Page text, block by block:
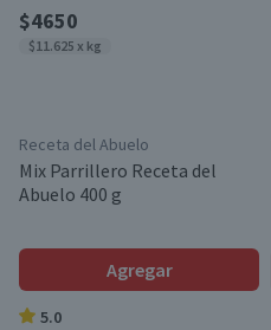
$4650
$11.625 x kg
Receta del Abuelo
Mix Parrillero Receta del
Abuelo 400 g
Agregar
5.0